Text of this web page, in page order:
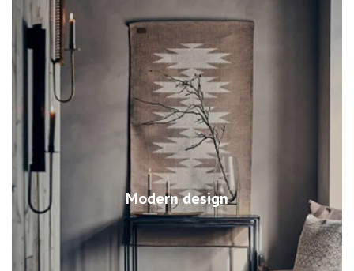
Modern design